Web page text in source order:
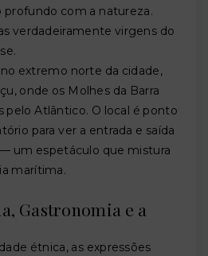
com a natureza.
verdadeiramente virgens do
extremo norte da cidade,
onde os Molhes da Barra
Atlântico. O local é ponto
para ver a entrada e saída
um espetáculo que mistura
marítima.
Gastronomia e a
étnica, as expressões